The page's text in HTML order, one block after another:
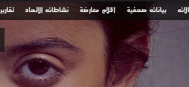
بيانات صحفية أقلام معارضة نشاطات الاتحاد